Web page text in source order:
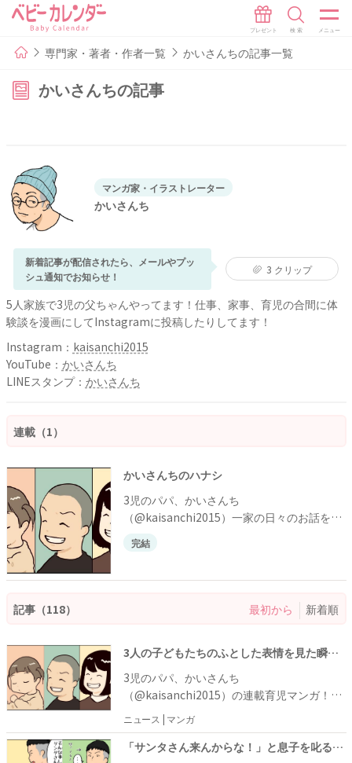
専門家・著者・作者一覧 かいさんちの記事一覧
かいさんちの記事
マンガ家・イラストレーター
かいさんち
新着記事が配信されたら、メールやプッ
シュ通知でお知らせ！
3 クリップ
5人家族で3児の父ちゃんやってます！仕事、家事、育児の合間に体
験談を漫画にしてInstagramに投稿したりしてます！
Instagram： kaisanchi2015
YouTube： かいさんち
LINEスタンプ： かいさんち
連載（1）
かいさんちのハナシ
3児のパパ、かいさんち
（@kaisanchi2015）一家の日々のお話をお
届けします。
完結
記事（118） 最初から 新着順
3人の子どもたちのふとした表情を見た瞬間、パパはとある感情を抱いて…？
3児のパパ、かいさんち
（@kaisanchi2015）の連載育児マンガ！最
終話です。今回は何気ない日常に対して、か
いさんちが感じたことについてのお話です。
ニュース | マンガ
「サンタさん来んからな！」と息子を叱るパパ。しかしその数日後、パパの心境に変化が…！